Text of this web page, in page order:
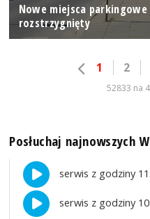
Nowe miejsca
rozstrzygnięty
1 2
52833 na
Posłuchaj najnowszych
serwis z godziny
serwis z godziny